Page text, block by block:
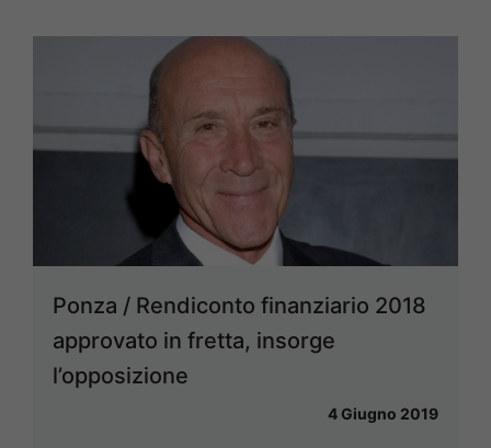
Ponza / Rendiconto finanziario 2018
approvato in fretta, insorge
l’opposizione
4 Giugno 2019